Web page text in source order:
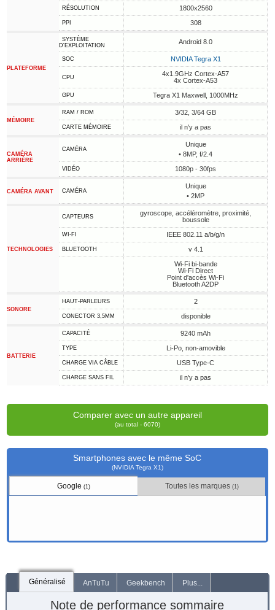
RÉSOLUTION 1800x2560
PPI 308
PLATEFORME
SYSTÈME
D'EXPLOITATION
Android 8.0
SOC NVIDIA Tegra X1
CPU
4x1.9GHz Cortex-A57
4x Cortex-A53
GPU Tegra X1 Maxwell, 1000MHz
MÉMOIRE
RAM / ROM 3/32, 3/64 GB
CARTE MÉMOIRE il n'y a pas
CAMÉRA
ARRIÈRE
CAMÉRA
Unique
• 8MP, f/2.4
VIDÉO 1080p - 30fps
CAMÉRA AVANT CAMÉRA
Unique
• 2MP
TECHNOLOGIES
CAPTEURS
gyroscope, accéléromètre, proximité,
boussole
WI-FI IEEE 802.11 a/b/g/n
BLUETOOTH
v 4.1
Wi-Fi bi-bande
Wi-Fi Direct
Point d'accès Wi-Fi
Bluetooth A2DP
SONORE
HAUT-PARLEURS 2
CONECTOR 3,5MM disponible
BATTERIE
CAPACITÉ 9240 mAh
TYPE Li-Po, non-amovible
CHARGE VIA CÂBLE USB Type-C
CHARGE SANS FIL il n'y a pas
Comparer avec un autre appareil
(au total - 6070)
Smartphones avec le même SoC
(NVIDIA Tegra X1)
Google(1) Toutes les marques (1)
Généralisé AnTuTu Geekbench Plus...
Note de performance sommaire